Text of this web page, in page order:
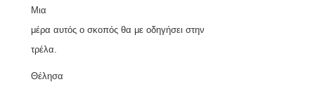
Μια
μέρα αυτός ο σκοπός θα με οδηγήσει στην
τρέλα.
Θέλησα